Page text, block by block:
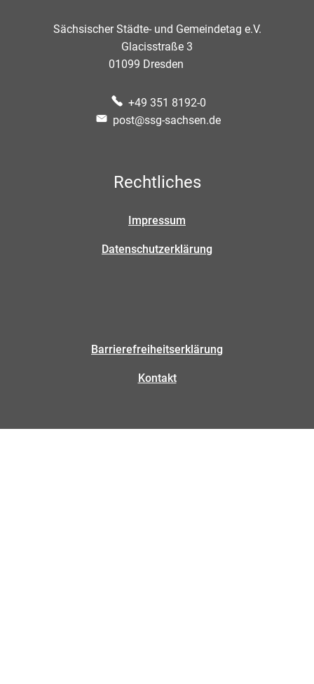
Sächsischer Städte- und Gemeindetag e.V.
Glacisstraße 3
01099 Dresden
+49 351 8192-0
post@ssg-sachsen.de
Rechtliches
Impressum
Datenschutzerklärung
Barrierefreiheitserklärung
Kontakt